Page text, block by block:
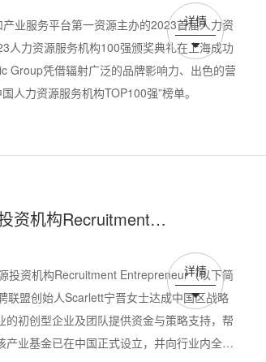
业服务平台第一资源主办的2023首届人力资
人力资源服务机构100强颁奖典礼在上海成功
Group凭借辐射广泛的品牌影响力、出色的营
人力资源服务机构TOP100强”榜单。
详情
资机构Recruitment
投资机构Recruitment Entrepreneur（以下简
联盟创始人Scarlett宁晋女士达成中国区战略
初创型企业及团队提供资金与策略支持，帮
业基金已在中国正式设立，并向行业内全面
详情